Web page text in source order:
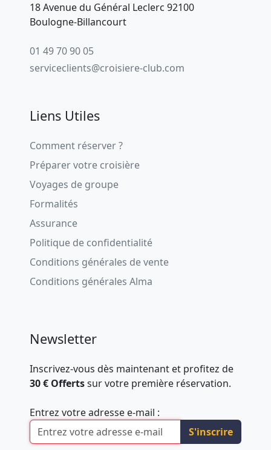
18 Avenue du Général Leclerc 92100
Boulogne-Billancourt
01 49 70 90 05
serviceclients@croisiere-club.com
Liens Utiles
Comment réserver ?
Préparer votre croisière
Voyages de groupe
Formalités
Assurance
Politique de confidentialité
Conditions générales de vente
Conditions générales Alma
Newsletter
Inscrivez-vous dès maintenant et profitez de
30 € Offertssur votre première réservation.
Entrez votre adresse e-mail :
S'inscrire